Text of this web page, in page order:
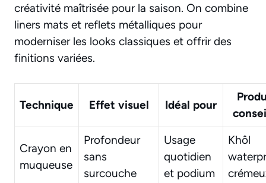
créativité maîtrisée pour la saison. On combine
liners mats et reflets métalliques pour
moderniser les looks classiques et offrir des
finitions variées.
Technique Effet visuel Idéal pour
Crayon en
muqueuse
Profondeur
sans
surcouche
Usage
quotidien
et podium
Khôl